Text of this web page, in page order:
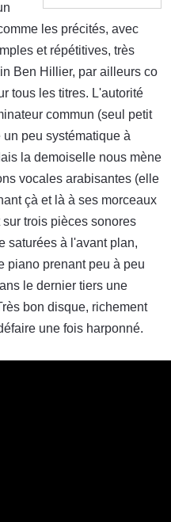
les précités, avec
et répétitives, très
Ben Hillier, par ailleurs co
tous les titres. L'autorité
commun (seul petit
peu systématique à
la demoiselle nous mène
vocales arabisantes (elle
çà et là à ses morceaux
trois pièces sonores
saturées à l'avant plan,
piano prenant peu à peu
le dernier tiers une
bon disque, richement
une fois harponné.